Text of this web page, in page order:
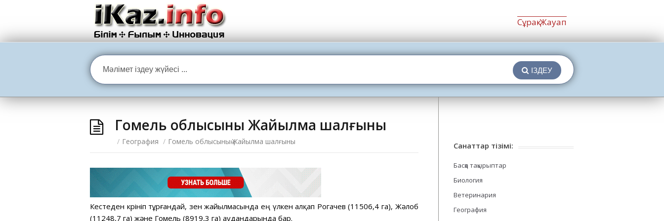
Сұрақ-Жауап
ІЗДЕУ
Гомель облысының Жайылма шалғыны
/ География / Гомель облысының Жайылма шалғыны
Кестеден көрініп тұрғандай, өзен жайылмасында ең үлкен алқап Рогачев (11506,4 га), Жәлоб
(11248,7 га) және Гомель (8919,3 га) аудандарында бар.
Санаттар тізімі:
Басқа тақырыптар
Биология
Ветеринария
География